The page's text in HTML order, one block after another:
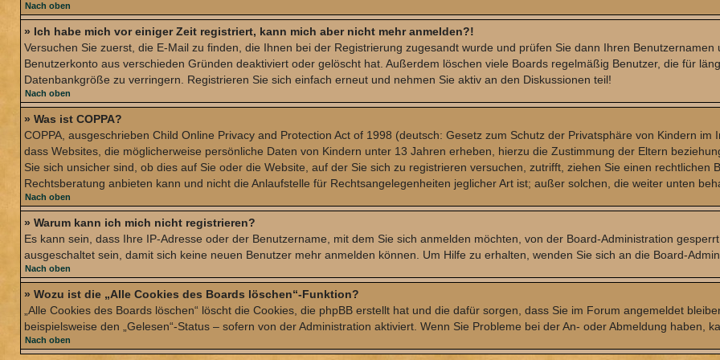
Nach oben
» Ich habe mich vor einiger Zeit registriert, kann mich aber nicht mehr anmelden?!
Versuchen Sie zuerst, die E-Mail zu finden, die Ihnen bei der Registrierung zugesandt wurde und prüfen Sie dann Ihren
Benutzerkonto aus verschieden Gründen deaktiviert oder gelöscht hat. Außerdem löschen viele Boards regelmäßig Benutzer, die für
Datenbankgröße zu verringern. Registrieren Sie sich einfach erneut und nehmen Sie aktiv an den Diskussionen teil!
Nach oben
» Was ist COPPA?
COPPA, ausgeschrieben Child Online Privacy and Protection Act of 1998 (deutsch: Gesetz zum Schutz der Privatsphäre von Kindern
dass Websites, die möglicherweise persönliche Daten von Kindern unter 13 Jahren erheben, hierzu die Zustimmung der Eltern
Sie sich unsicher sind, ob dies auf Sie oder die Website, auf der Sie sich zu registrieren versuchen, zutrifft, ziehen Sie einen rechtlichen
Rechtsberatung anbieten kann und nicht die Anlaufstelle für Rechtsangelegenheiten jeglicher Art ist; außer solchen, die weiter unten
Nach oben
» Warum kann ich mich nicht registrieren?
Es kann sein, dass Ihre IP-Adresse oder der Benutzername, mit dem Sie sich anmelden möchten, von der Board-Administration
ausgeschaltet sein, damit sich keine neuen Benutzer mehr anmelden können. Um Hilfe zu erhalten, wenden Sie sich an die Board-
Nach oben
» Wozu ist die „Alle Cookies des Boards löschen“-Funktion?
„Alle Cookies des Boards löschen“ löscht die Cookies, die phpBB erstellt hat und die dafür sorgen, dass Sie im Forum angemeldet
beispielsweise den „Gelesen“-Status – sofern von der Administration aktiviert. Wenn Sie Probleme bei der An- oder Abmeldung haben,
Nach oben